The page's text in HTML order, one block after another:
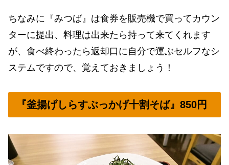
ちなみに『みつば』は食券を販売機で買ってカウン
ターに提出、料理は出来たら持って来てくれます
が、食べ終わったら返却口に自分で運ぶセルフなシ
ステムですので、覚えておきましょう！
『釜揚げしらすぶっかげ十割そば』850円